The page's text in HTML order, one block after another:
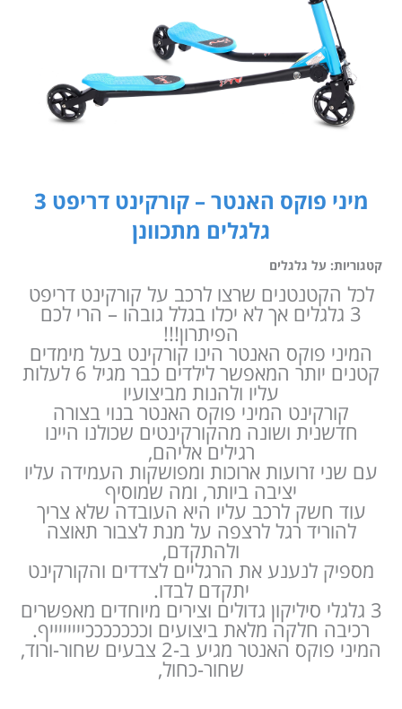
מיני פוקס האנטר – קורקינט דריפט 3
גלגלים מתכוונן
קטגוריות: על גלגלים
לכל הקטנטנים שרצו לרכב על קורקינט דריפט
3 גלגלים אך לא יכלו בגלל גובהו – הרי לכם
הפיתרון!!!
המיני פוקס האנטר הינו קורקינט בעל מימדים
קטנים יותר המאפשר לילדים כבר מגיל 6 לעלות
עליו ולהנות מביצועיו
קורקינט המיני פוקס האנטר בנוי בצורה
חדשנית ושונה מהקורקינטים שכולנו היינו
רגילים אליהם,
עם שני זרועות ארוכות ומפושקות העמידה עליו
יציבה ביותר, ומה שמוסיף
עוד חשק לרכב עליו היא העובדה שלא צריך
להוריד רגל לרצפה על מנת לצבור תאוצה
ולהתקדם,
מספיק לנענע את הרגליים לצדדים והקורקינט
יתקדם לבדו.
3 גלגלי סיליקון גדולים וצירים מיוחדים מאפשרים
רכיבה חלקה מלאת ביצועים וכככככככייייייייף.
המיני פוקס האנטר מגיע ב-2 צבעים שחור-ורוד,
שחור-כחול,